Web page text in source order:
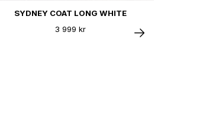
SYDNEY COAT LONG WHITE
3 999 kr